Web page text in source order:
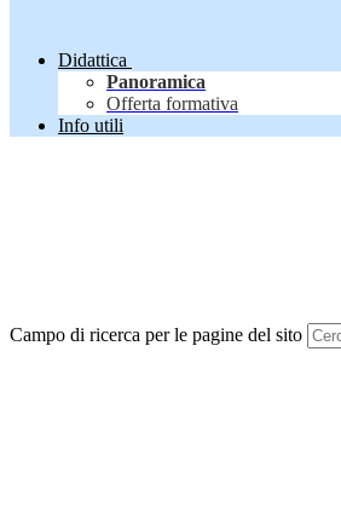
Didattica
Panoramica
Offerta formativa
Info utili
Campo di ricerca per le pagine del sito